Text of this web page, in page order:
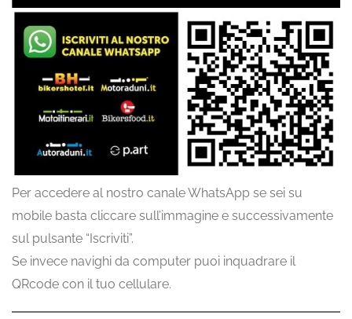
Per accedere al nostro canale WhatsApp se sei su
mobile basta cliccare sull’immagine e successivamente
sul pulsante “Iscriviti”.
Se invece navighi da computer puoi inquadrare il
QRcode con il tuo cellulare.